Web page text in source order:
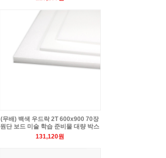
(무배) 백색 우드락 2T 600x900 70장
원단 보드 미술 학습 준비물 대량 박스
131,120원